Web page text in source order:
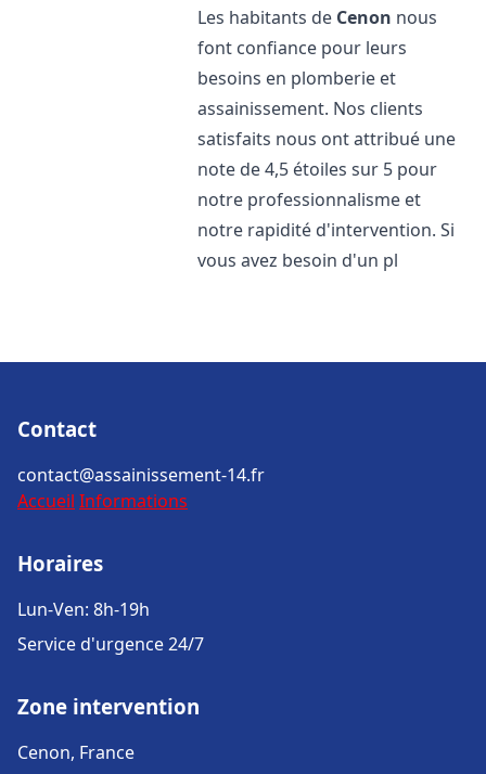
Les habitants de Cenon nous
font confiance pour leurs
besoins en plomberie et
assainissement. Nos clients
satisfaits nous ont attribué une
note de 4,5 étoiles sur 5 pour
notre professionnalisme et
notre rapidité d'intervention. Si
vous avez besoin d'un pl
Contact
contact@assainissement-14.fr
Accueil Informations
Horaires
Lun-Ven: 8h-19h
Service d'urgence 24/7
Zone intervention
Cenon, France